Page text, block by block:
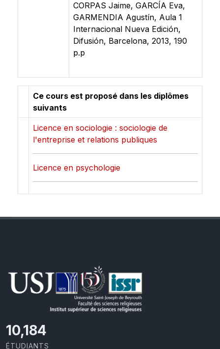
CORPAS Jaime, GARCÍA Eva,
GARMENDIA Agustín, Aula 1
Internacional Nueva Edición,
Difusión, Barcelona, 2013, 190
p.p
Ce cours est proposé dans les diplômes
suivants
Licence en sociologie : sociologie de
l'entreprise et relations publiques
Licence en psychologie
11,110
ÉTUDIANTS